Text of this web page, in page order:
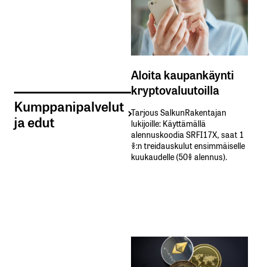
Kumppanipalvelut
ja edut
Aloita kaupankäynti
kryptovaluutoilla
Tarjous SalkunRakentajan
lukijoille: Käyttämällä​ ​
alennuskoodia​ ​SRFI17X,​ ​saat​ ​1
%:n treidauskulut​ ​ensimmäiselle​ ​
kuukaudelle​ ​(50%​ ​alennus).